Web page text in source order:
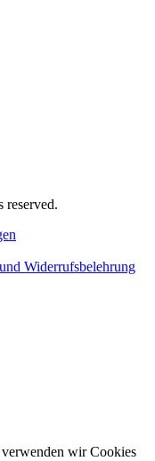
reserved.
Widerrufsbelehrung
wir Cookies